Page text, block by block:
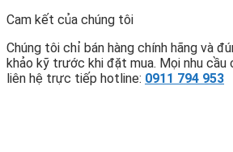
Cam kết của chúng tôi
Chúng tôi chỉ bán hàng chính hãng và
khảo kỹ trước khi đặt mua. Mọi nhu cầu
liên hệ trực tiếp hotline: 0911 794 953